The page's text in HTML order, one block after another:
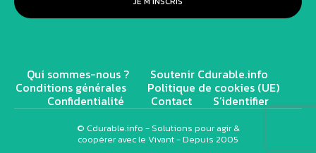
Qui sommes-nous ? Soutenir Cdurable.info
Conditions générales Politique de cookies (UE)
Confidentialité Contact S’identifier
© Cdurable.info - Solutions pour agir &
coopérer avec le Vivant - Depuis 2005